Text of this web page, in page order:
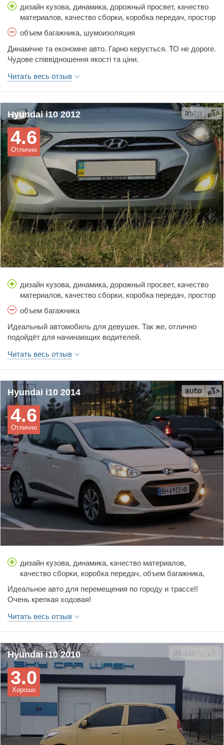
дизайн кузова, динамика, дорожный просвет, качество
материалов, качество сборки, коробка передач, простор
тормоза, управляемость, цена
объем багажника, шумоизоляция
Динамічне та економне авто. Гарно керується. ТО не дороге.
Чудове співвідношення якості та ціни.
Читать весь отзыв
Hyundai i10 2012
Отлично
4.6
дизайн кузова, динамика, дорожный просвет, качество
материалов, качество сборки, коробка передач, простор
тормоза, управляемость, цена, шумоизоляция
объем багажника
Идеальный автомобиль для девушек. Так же, отлично
подойдёт для начинающих водителей.
серии Kappa V1,25/90л.с.
Расход бензина 6,5-7л., город 5-5,5л., трасса.
Отличное авто за свои деньги!
Читать весь отзыв
Hyundai i10 2014
Отлично
4.6
дизайн кузова, динамика, качество материалов,
качество сборки, коробка передач, объем багажника,
шумоизоляция
Идеальное авто для перемещения по городу и трассе!!
Очень крепкая ходовая!
Читать весь отзыв
Hyundai i10 2010
Хорошо
3.0